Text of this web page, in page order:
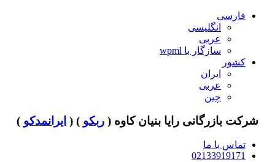
فارسی
انگلیسی
عربی
سازگار با wpml
کشور
ایران
عربی
چین
شرکت بازرگانی رایا بنیان کاوه ( ربکو ) ( ایرانمدکو )
تماس با ما
02133919171